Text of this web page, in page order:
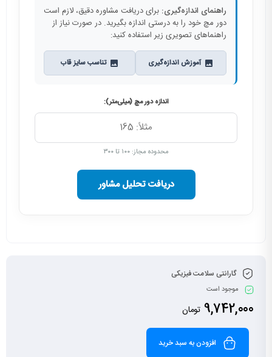
راهنمای اندازه‌گیری: برای دریافت مشاوره دقیق، لازم است
دور مچ خود را به درستی اندازه بگیرید. در صورت نیاز از
راهنماهای تصویری زیر استفاده کنید:
آموزش اندازه‌گیری تناسب سایز قاب
اندازه دور مچ (میلی‌متر):
محدوده مجاز: ۱۰۰ تا ۳۰۰
دریافت تحلیل مشاور
گارانتی سلامت فیزیکی
موجود است
9,742,000 تومان
افزودن به سبد خرید